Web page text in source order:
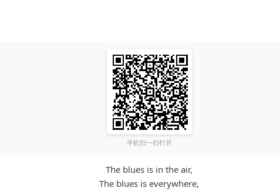
手机扫一扫打开
The blues is in the air,
The blues is everywhere,